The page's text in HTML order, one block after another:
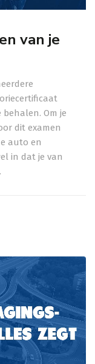
van je
Om je
dit examen
auto en
in dat je van